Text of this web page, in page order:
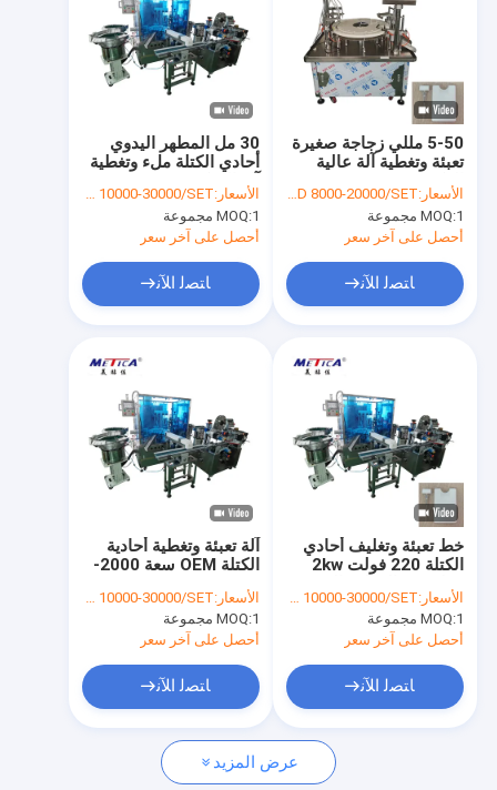
عرض الواقع الافتراضي
معلومات عنا
جولة في المعمل
مراقبة الجودة
اتصل بنا
اطلب اقتباس
آلة تعبئة الزجاجات
آلة تعبئة الزجاجات
آلة وسم زجاجة
غسالة زجاجة
آلة ختم الزجاجة
آلة تعبئة وختم الأنبوب
آلة تعبئة وتغطية أحادية الكتلة
آلة تغليف مخصصة
30 مل المطهر اليدوي
أحادي الكتلة ملء وتغطية
آلة التحكم PLC
الأسعار:USD 10000-30000/SET
MOQ:1 مجموعة
أحصل على آخر سعر
ﺎﺘﺼﻟ ﺍﻶﻧ
5-50 مللي زجاجة صغيرة
تعبئة وتغطية آلة عالية
الفكر
الأسعار:USD 8000-20000/SET
MOQ:1 مجموعة
أحصل على آخر سعر
ﺎﺘﺼﻟ ﺍﻶﻧ
آلة تعبئة وتغطية أحادية
الكتلة OEM سعة 2000-
الأسعار:USD 10000-30000/SET
MOQ:1 مجموعة
أحصل على آخر سعر
ﺎﺘﺼﻟ ﺍﻶﻧ
خط تعبئة وتغليف أحادي
الكتلة 220 فولت 2kw
الأسعار:USD 10000-30000/SET
MOQ:1 مجموعة
أحصل على آخر سعر
ﺎﺘﺼﻟ ﺍﻶﻧ
عرض المزيد